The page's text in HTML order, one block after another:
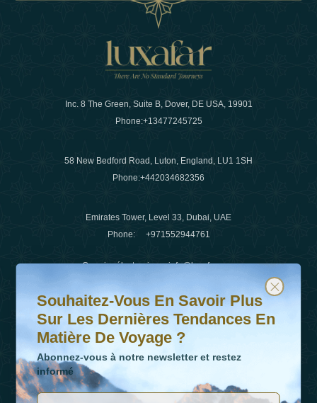
Inc. 8 The Green, Suite B, Dover, DE USA, 19901
Phone:+13477245725
58 New Bedford Road, Luton, England, LU1 1SH
Phone:+442034682356
Emirates Tower, Level 33, Dubai, UAE
Phone: +971552944761
Courrier électronique:info@luxafar.com
WhatsApp N°
+442034682356
+971552944761
Souhaitez-vous en savoir plus sur les dernières
Abonnez-vous à notre newsletter et restez informé
Souhaitez-Vous En Savoir Plus
Sur Les Dernières Tendances En
Matière De Voyage ?
Abonnez-vous à notre newsletter et restez
informé